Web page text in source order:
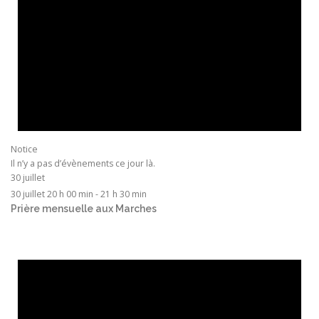
Notice
Il n’y a pas d’évènements ce jour là.
30 juillet
30 juillet 20 h 00 min -21 h 30 min
Prière mensuelle aux Marches